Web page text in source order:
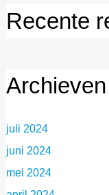
Recente
Archieven
juli 2024
juni 2024
mei 2024